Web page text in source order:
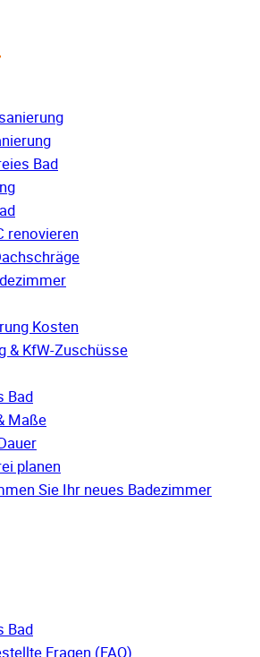
Bad
renovieren
Kosten
& KfW-Zuschüsse
Bad
Maße
planen
Sie Ihr neues Badezimmer
Bad
Fragen (FAQ)